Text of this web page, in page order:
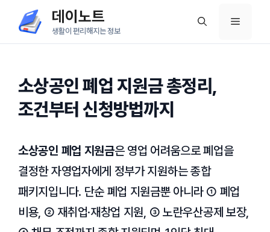
츠
데이노트
생활이 편리해지는 정보
메
소상공인 폐업 지원금 총정리,
조건부터 신청방법까지
소상공인 폐업 지원금은 영업 어려움으로 폐업을
결정한 자영업자에게 정부가 지원하는 종합
패키지입니다. 단순 폐업 지원금뿐 아니라 ① 폐업
비용, ② 재취업·재창업 지원, ③ 노란우산공제 보장,